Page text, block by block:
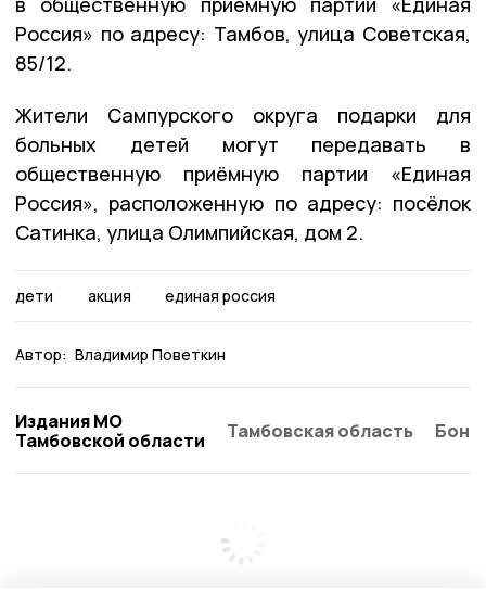
Россия» по адресу: Тамбов, улица Советская,
85/12.
Жители Сампурского округа подарки для
больных детей могут передавать в
общественную приёмную партии «Единая
Россия», расположенную по адресу: посёлок
Сатинка, улица Олимпийская, дом 2.
дети акция единая россия
Автор: Владимир Поветкин
Издания МО
Тамбовской области
Тамбовская область